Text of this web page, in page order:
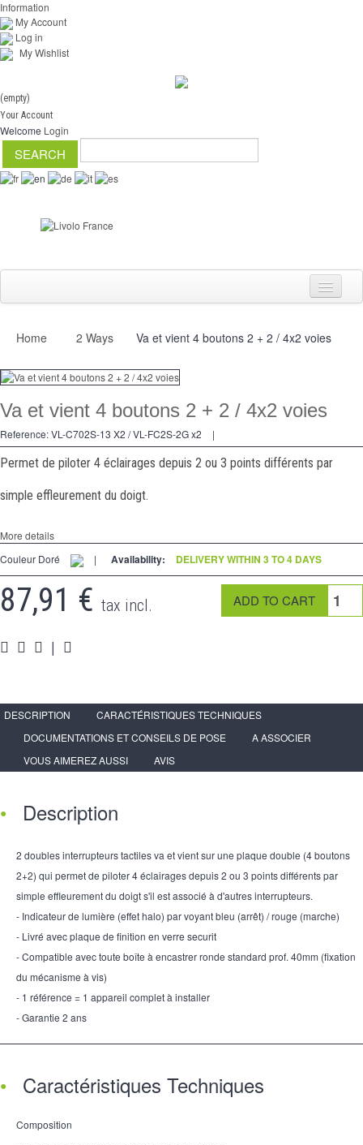
Information
My Account
Log in
My Wishlist
(empty)
Your Account
Welcome Login
Switch
Dimmer
2 Ways
Pièces
Media
Reseller program - LIVOLO France Official Website
Home 2 Ways Va et vient 4 boutons 2 + 2 / 4x2 voies
Va et vient 4 boutons 2 + 2 / 4x2 voies
Reference:VL-C702S-13 X2 / VL-FC2S-2G x2 |
Permet de piloter 4 éclairages depuis 2 ou 3 points différents par
simple effleurement du doigt.
More details
Couleur Doré
| Availability: DELIVERY WITHIN 3 TO 4 DAYS
87,91 € tax incl.
|
DESCRIPTION
CARACTÉRISTIQUES TECHNIQUES
DOCUMENTATIONS ET CONSEILS DE POSE
A ASSOCIER
VOUS AIMEREZ AUSSI
AVIS
Description
2 doubles interrupteurs tactiles va et vient sur une plaque double (4 boutons
2+2) qui permet de piloter 4 éclairages depuis 2 ou 3 points différents par
simple effleurement du doigt s'il est associé à d'autres interrupteurs.
- Indicateur de lumière (effet halo) par voyant bleu (arrêt) / rouge (marche)
- Livré avec plaque de finition en verre securit
- Compatible avec toute boîte à encastrer ronde standard prof. 40mm (fixation
du mécanisme à vis)
- 1 référence = 1 appareil complet à installer
- Garantie 2 ans
Caractéristiques Techniques
Composition